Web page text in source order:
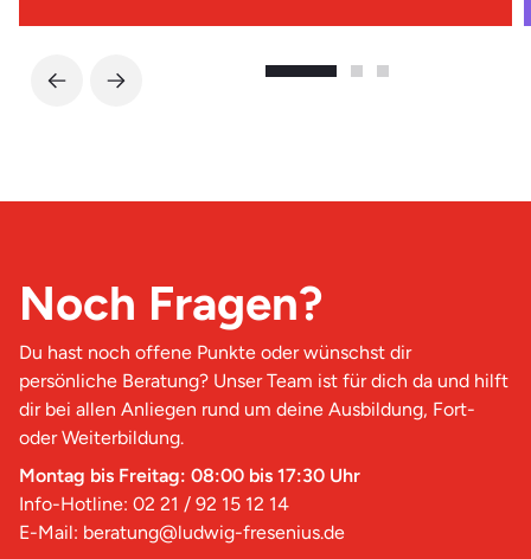
Noch Fragen?
Du hast noch offene Punkte oder wünschst dir
persönliche Beratung? Unser Team ist für dich da und hilft
dir bei allen Anliegen rund um deine Ausbildung, Fort-
oder Weiterbildung.
Montag bis Freitag: 08:00 bis 17:30 Uhr
Info-Hotline: 02 21 / 92 15 12 14
E-Mail: beratung@ludwig-fresenius.de